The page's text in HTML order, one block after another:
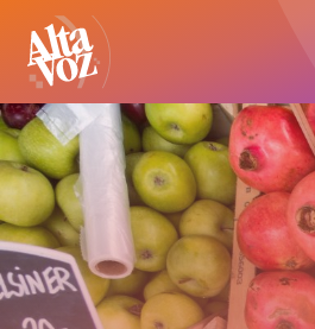
Click acá para ir directamente al
Proyectos
Servicios
Blog